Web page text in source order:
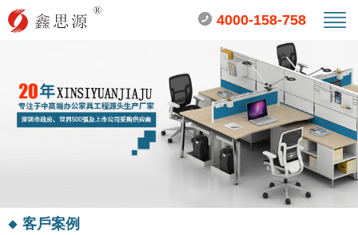
4000-158-758
客戶案例